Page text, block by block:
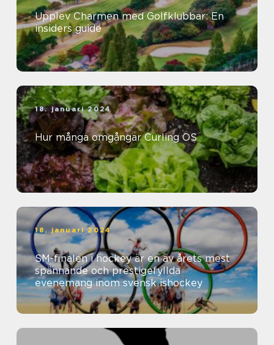
Upplev Charmen med Golfklubbar: En
insiders guide
18. januari 2024
Hur många omgångar Curling OS
18. januari 2024
SM-finalen i hockey är en av årets mest
spännande och prestigefyllda
evenemang inom svensk ishockey